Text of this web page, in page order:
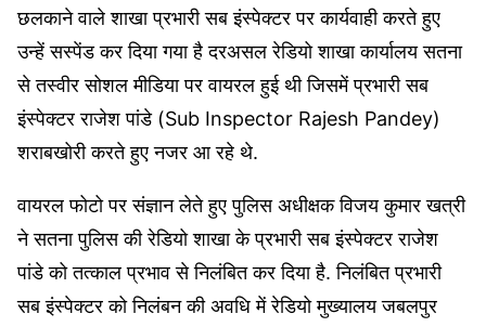
छलकाने वाले शाखा प्रभारी सब इंस्पेक्टर पर कार्यवाही करते हुए
उन्हें सस्पेंड कर दिया गया है दरअसल रेडियो शाखा कार्यालय सतना
से तस्वीर सोशल मीडिया पर वायरल हुई थी जिसमें प्रभारी सब
इंस्पेक्टर राजेश पांडे (Sub Inspector Rajesh Pandey)
शराबखोरी करते हुए नजर आ रहे थे.
वायरल फोटो पर संज्ञान लेते हुए पुलिस अधीक्षक विजय कुमार खत्री
ने सतना पुलिस की रेडियो शाखा के प्रभारी सब इंस्पेक्टर राजेश
पांडे को तत्काल प्रभाव से निलंबित कर दिया है. निलंबित प्रभारी
सब इंस्पेक्टर को निलंबन की अवधि में रेडियो मुख्यालय जबलपुर